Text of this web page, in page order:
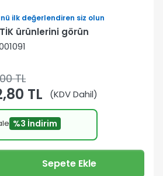
ilk değerlendiren siz olun
ürünlerini görün
TL
TL (KDV Dahil)
%3 İndirim
Sepete Ekle